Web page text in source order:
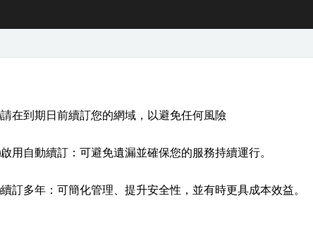
請在到期日前續訂您的網域，以避免任何風險
啟用自動續訂：可避免遺漏並確保您的服務持續運行。
續訂多年：可簡化管理、提升安全性，並有時更具成本效益。